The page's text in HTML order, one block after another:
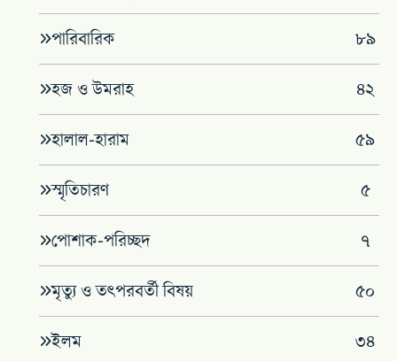
পারিবারিক ৮৯
হজ ও উমরাহ ৪২
হালাল-হারাম ৫৯
স্মৃতিচারণ ৫
পোশাক-পরিচ্ছদ ৭
মৃত্যু ও তৎপরবর্তী বিষয় ৫০
ইলম ৩৪